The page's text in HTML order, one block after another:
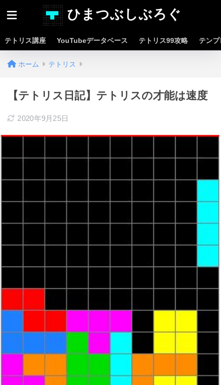
ひまつぶしぶろぐ
テトリス講座 YouTubeデータベース テトリス99攻略 テン
ホーム テトリス
【テトリス日記】テトリスの才能は速度
2020年9月25日